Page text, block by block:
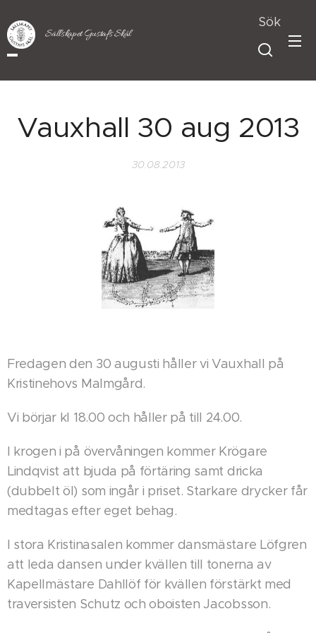
Sällskapet Gustafs Skål
Sök
Vauxhall 30 aug 2013
30.08.2013
Fredagen den 30 augusti håller vi Vauxhall på
Kristinehovs Malmgård.
Vi börjar kl 18.00 och håller på till 24.00.
I krogen i på övervåningen kommer Krögare
Lindqvist att bjuda på förtäring samt dricka
(dubbelt öl) som ingår i priset. Starkare drycker får
medtagas efter eget behag.
I stora Kristinasalen kommer dansmästare Löfgren
att leda dansen under kvällen till tonerna av
Kapellmästare Dahllöf för kvällen förstärkt med
traversisten Schutz och oboisten Jacobsson.